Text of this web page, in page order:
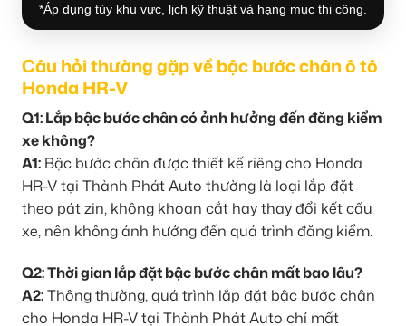
*Áp dụng tùy khu vực, lịch kỹ thuật và hạng mục thi công.
Câu hỏi thường gặp về bậc bước chân ô tô
Honda HR-V
Q1: Lắp bậc bước chân có ảnh hưởng đến đăng kiểm
xe không?
A1: Bậc bước chân được thiết kế riêng cho Honda
HR-V tại Thành Phát Auto thường là loại lắp đặt
theo pát zin, không khoan cắt hay thay đổi kết cấu
xe, nên không ảnh hưởng đến quá trình đăng kiểm.
Q2: Thời gian lắp đặt bậc bước chân mất bao lâu?
A2:Thông thường, quá trình lắp đặt bậc bước chân
cho Honda HR-V tại Thành Phát Auto chỉ mất